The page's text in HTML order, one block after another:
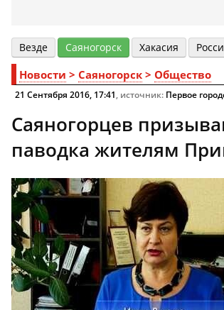
Везде Cаяногорск Хакасия
Новости > Cаяногорск > Общество
21 Сентября 2016, 17:41, источник: Первое
Саяногорцев
паводка жителям